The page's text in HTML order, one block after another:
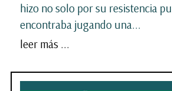
hizo no solo por su resistencia
encontraba jugando una...
leer más ...